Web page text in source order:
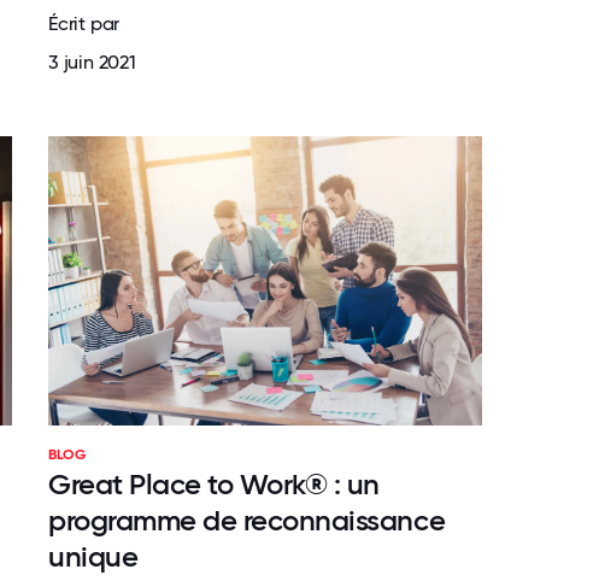
Écrit par
3 juin 2021
BLOG
Great Place to Work® : un
programme de reconnaissance
unique